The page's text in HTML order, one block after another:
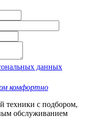
данных
комфортно
техники с подбором,
обслуживанием